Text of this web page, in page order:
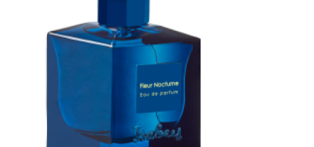
D'Orsay